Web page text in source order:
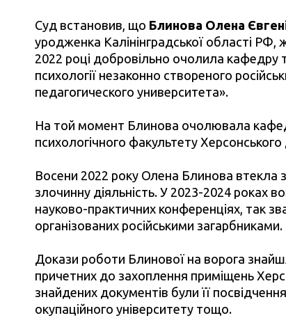
Суд встановив, що Блинова Олена
уродженка Калінінградської області РФ,
2022 році добровільно очолила кафедру
психології незаконно створеного
педагогического университета».
На той момент Блинова очолювала
психологічного факультету
Восени 2022 року Олена Блинова
злочинну діяльність. У 2023-2024 роках
науково-практичних конференціях, так
організованих російськими загарбниками.
Докази роботи Блинової на ворога
причетних до захоплення приміщень
знайдених документів були її
окупаційного університету тощо.